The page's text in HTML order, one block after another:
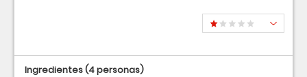
Ingredientes(4 personas)